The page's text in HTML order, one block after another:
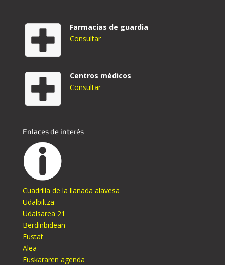
Farmacias de guardia
Consultar
Centros médicos
Consultar
Enlaces de interés
Cuadrilla de la llanada alavesa
Udalbiltza
Udalsarea 21
Berdinbidean
Eustat
Alea
Euskararen agenda